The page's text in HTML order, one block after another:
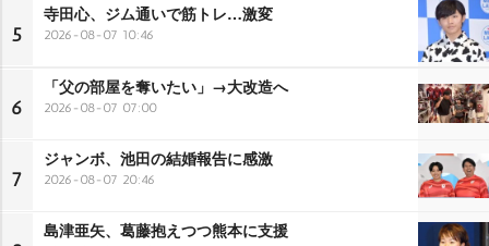
5
寺田心、ジム通いで筋トレ…激変
2026-08-07 10:46
6
「父の部屋を奪いたい」→大改造へ
2026-08-07 07:00
7
ジャンボ、池田の結婚報告に感激
2026-08-07 20:46
島津亜矢、葛藤抱えつつ熊本に支援